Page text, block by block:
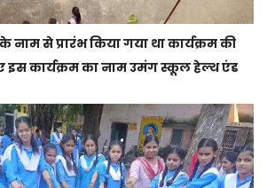
नाम से प्रारंभ किया गया था कार्यक्रम की
कार्यक्रम का नाम उमंग स्कूल हेल्थ एंड